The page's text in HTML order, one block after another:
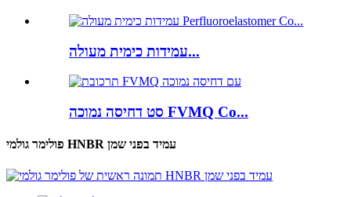
עמידות כימית מעולה...
סט דחיסה נמוכה FVMQ Co...
פולימר גולמי HNBR עמיד בפני שמן